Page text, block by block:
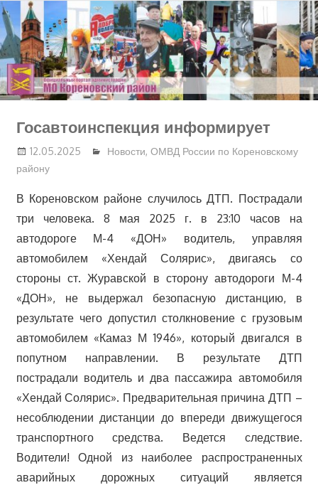
Перейти
к
содержимому
Госавтоинспекция информирует
12.05.2025 Новости, ОМВД России по Кореновскому
району
В Кореновском районе случилось ДТП. Пострадали
три человека. 8 мая 2025 г. в 23:10 часов на
автодороге М-4 «ДОН» водитель, управляя
автомобилем «Хендай Солярис», двигаясь со
стороны ст. Журавской в сторону автодороги М-4
«ДОН», не выдержал безопасную дистанцию, в
результате чего допустил столкновение с грузовым
автомобилем «Камаз М 1946», который двигался в
попутном направлении. В результате ДТП
пострадали водитель и два пассажира автомобиля
«Хендай Солярис». Предварительная причина ДТП –
несоблюдении дистанции до впереди движущегося
транспортного средства. Ведется следствие.
Водители! Одной из наиболее распространенных
аварийных дорожных ситуаций является